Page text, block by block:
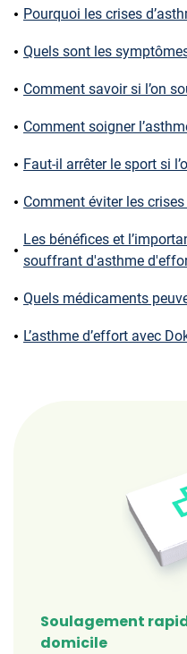
Pourquoi les crises
Quels sont les
Comment savoir si l’on
Comment soigner
Faut-il arrêter le sport si
Comment éviter les crises
Les bénéfices et
souffrant d'asthme
Quels médicaments
L’asthme d’effort avec
Soulagement
domicile